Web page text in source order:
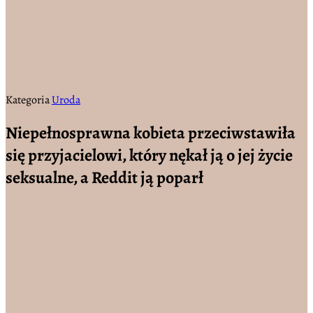
KategoriaUroda
Niepełnosprawna kobieta przeciwstawiła
się przyjacielowi, który nękał ją o jej życie
seksualne, a Reddit ją poparł